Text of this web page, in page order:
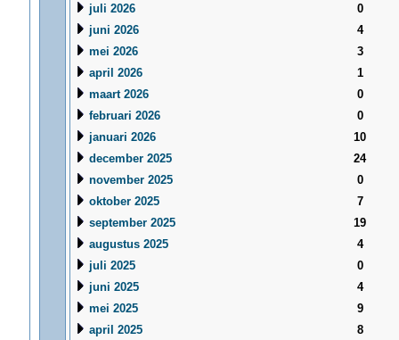
juli 2026
0
juni 2026
4
mei 2026
3
april 2026
1
maart 2026
0
februari 2026
0
januari 2026
10
december 2025
24
november 2025
0
oktober 2025
7
september 2025
19
augustus 2025
4
juli 2025
0
juni 2025
4
mei 2025
9
april 2025
8